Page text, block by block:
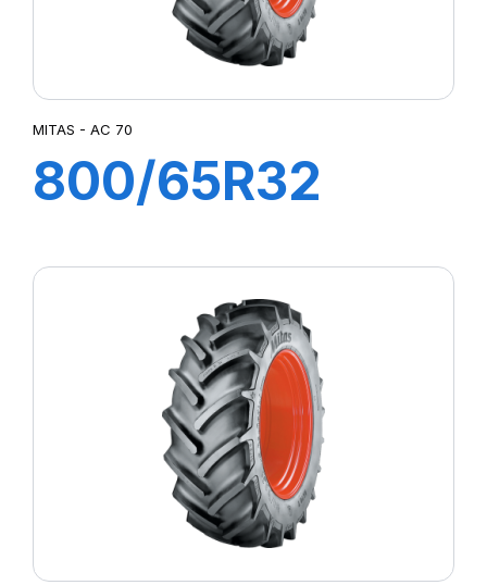
MITAS - AC 70
800/65R32
172A8 (169B) TL
AC 70 H